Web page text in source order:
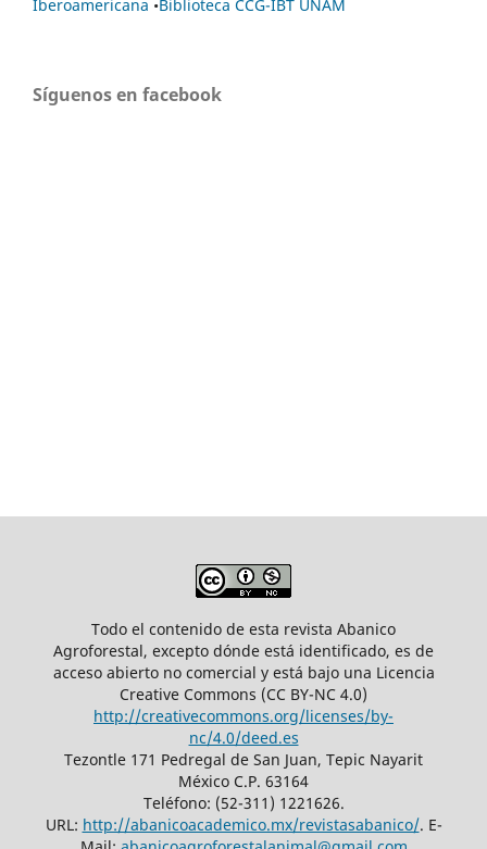
Iberoamericana •Biblioteca CCG-IBT UNAM
Síguenos en facebook
Todo el contenido de esta revista Abanico
Agroforestal, excepto dónde está identificado, es de
acceso abierto no comercial y está bajo una Licencia
Creative Commons (CC BY-NC 4.0)
http://creativecommons.org/licenses/by-
nc/4.0/deed.es
Tezontle 171 Pedregal de San Juan, Tepic Nayarit
México C.P. 63164
Teléfono: (52-311) 1221626.
URL: http://abanicoacademico.mx/revistasabanico/. E-